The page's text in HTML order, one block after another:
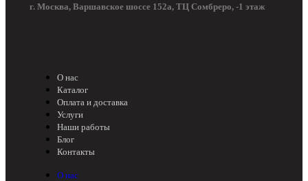
г. Москва, Варшавское шоссе 152а, ТЦ Сомбреро, -1 этаж
О нас
Каталог
Оплата и доставка
Услуги
Наши работы
Блог
Контакты
О нас